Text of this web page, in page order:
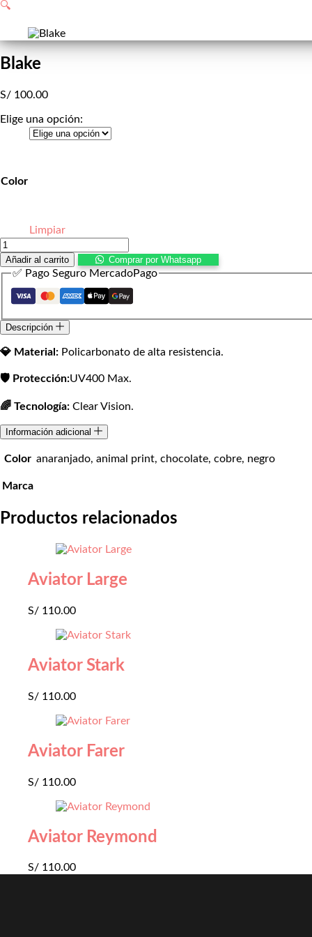
🔍
Blake
S/ 100.00
Elige una opción:
Color
Limpiar
Blake
cantidad
Añadir al carrito Comprar por Whatsapp
✅ Pago Seguro MercadoPago
Descripción
💎 Material: Policarbonato de alta resistencia.
🛡️ Protección:UV400 Max.
🌈 Tecnología: Clear Vision.
Información adicional
Color anaranjado, animal print, chocolate, cobre, negro
Marca
Productos relacionados
Aviator Large
S/ 110.00
Aviator Stark
S/ 110.00
Aviator Farer
S/ 110.00
Aviator Reymond
S/ 110.00